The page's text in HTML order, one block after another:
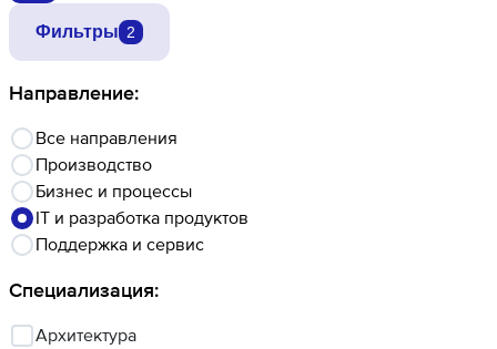
Фильтры 2
Направление:
Все направления
Производство
Бизнес и процессы
IT и разработка продуктов
Поддержка и сервис
Специализация:
Архитектура